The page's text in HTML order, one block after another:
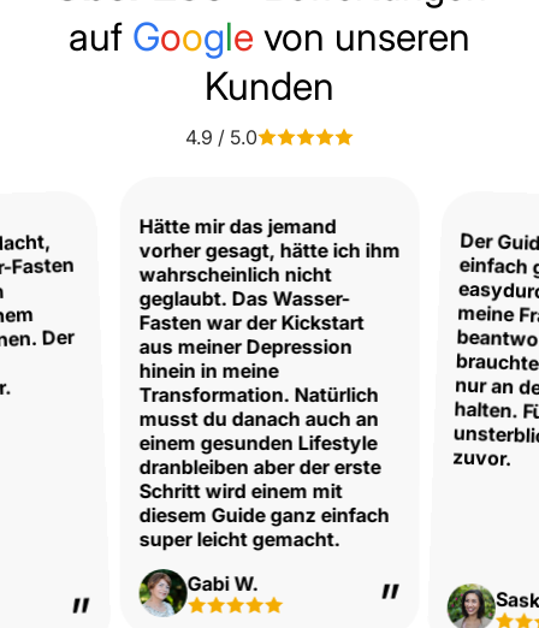
auf Google von unseren
Kunden
4.9 / 5.0
Fasten
Der
Hätte mir das jemand
vorher gesagt, hätte ich ihm
wahrscheinlich nicht
geglaubt. Das Wasser-
Fasten war der Kickstart
aus meiner Depression
hinein in meine
Transformation. Natürlich
musst du danach auch an
einem gesunden Lifestyle
dranbleiben aber der erste
Schritt wird einem mit
diesem Guide ganz einfach
super leicht gemacht.
Gabi W.
Der
einfach
meine
nur an
halten.
zuvor.